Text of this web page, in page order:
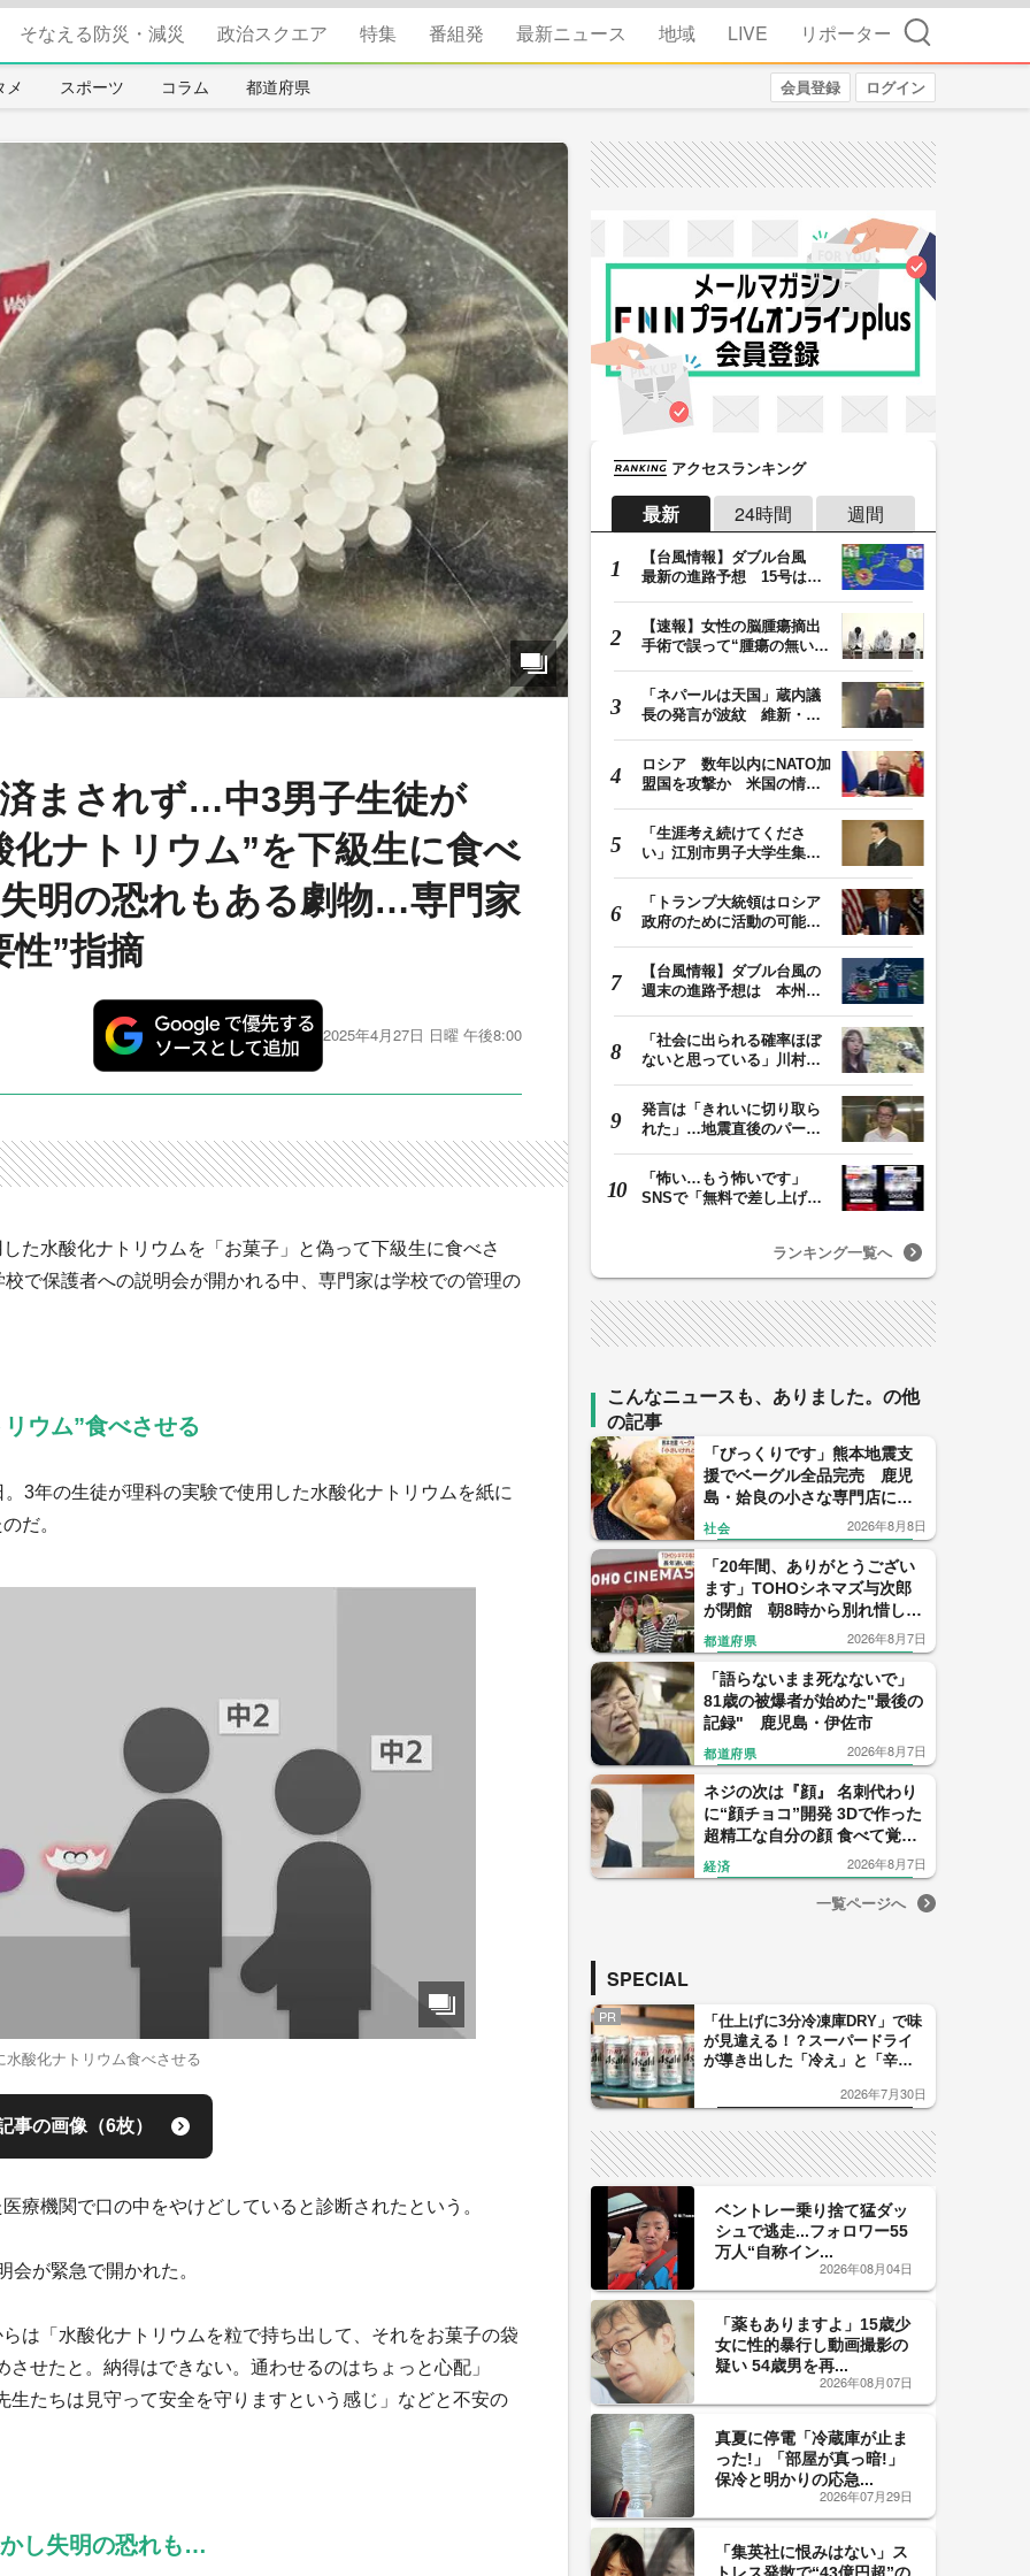
そなえる防災・減災 政治スクエア 特集 番組発 最新ニュース 地域 LIVE リポーター 検索
メ スポーツ コラム 都道府県 会員登録 ログイン
まされず…中3男子生徒が
化ナトリウム”を下級生に食べ
明の恐れもある劇物…専門家
性”指摘
2025年4月27日 日曜 午後8:00
た水酸化ナトリウムを「お菓子」と偽って下級生に食べさ
で保護者への説明会が開かれる中、専門家は学校での管理の
ウム”食べさせる
3年の生徒が理科の実験で使用した水酸化ナトリウムを紙に
だ。
水酸化ナトリウム食べさせる
事の画像（6枚）
療機関で口の中をやけどしていると診断されたという。
が緊急で開かれた。
は「水酸化ナトリウムを粒で持ち出して、それをお菓子の袋
せたと。納得はできない。通わせるのはちょっと心配」
たちは見守って安全を守りますという感じ」などと不安の
し失明の恐れも…
アクセスランキング
最新 24時間 週間
【台風情報】ダブル台風
最新の進路予想 15号は北
【速報】女性の脳腫瘍摘出
手術で誤って“腫瘍の無い部
「ネパールは天国」蔵内議
長の発言が波紋 維新・吉
ロシア 数年以内にNATO加
盟国を攻撃か 米国の情報
「生涯考え続けてくださ
い」江別市男子大学生集団
「トランプ大統領はロシア
政府のために活動の可能
【台風情報】ダブル台風の
週末の進路予想は 本州は
「社会に出られる確率ほぼ
ないと思っている」川村葉
発言は「きれいに切り取ら
れた」…地震直後のパーテ
「怖い…もう怖いです」
SNSで「無料で差し上げま
ランキング一覧へ
こんなニュースも、ありました。の他
の記事
「びっくりです」熊本地震支
援でベーグル全品完売 鹿児
島・姶良の小さな専門店に
人々が集った理由
社会 2026年8月8日
「20年間、ありがとうござい
ます」TOHOシネマズ与次郎
が閉館 朝8時から別れ惜しむ
ファンも【鹿児島】
都道府県 2026年8月7日
「語らないまま死なないで」
81歳の被爆者が始めた"最後の
記録" 鹿児島・伊佐市
都道府県 2026年8月7日
ネジの次は『顔』 名刺代わり
に“顔チョコ”開発 3Dで作った
超精工な自分の顔 食べて覚え
て！【福岡発】
経済 2026年8月7日
一覧ページへ
SPECIAL
PR
「仕上げに3分冷凍庫DRY」で味
が見違える！？スーパードライ
が導き出した「冷え」と「辛
した「辛口カーブ」が飲み頃の
2026年7月30日
ベントレー乗り捨て猛ダッ
シュで逃走...フォロワー55
万人“自称イン...
2026年08月04日
「薬もありますよ」15歳少
女に性的暴行し動画撮影の
疑い 54歳男を再...
2026年08月07日
真夏に停電「冷蔵庫が止ま
った!」「部屋が真っ暗!」
保冷と明かりの応急...
2026年07月29日
「集英社に恨みはない」ス